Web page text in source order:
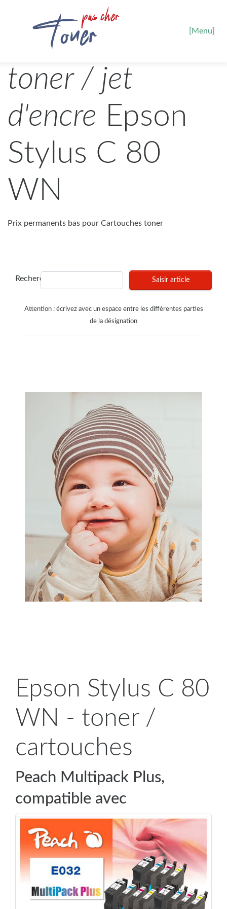
[Menu]
toner / jet
d'encre Epson
Stylus C 80
WN
Prix permanents bas pour Cartouches toner
Recherches Saisir article
Attention : écrivez avec un espace entre les différentes parties
de la désignation
Epson Stylus C 80
WN - toner /
cartouches
Peach Multipack Plus,
compatible avec